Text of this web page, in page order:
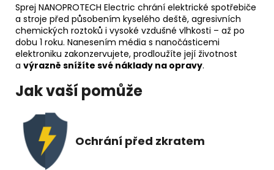
Sprej NANOPROTECH Electric chrání elektrické spotřebiče
a stroje před působením kyselého deště, agresivních
chemických roztoků i vysoké vzdušné vlhkosti – až po
dobu 1 roku. Nanesením média s nanočásticemi
elektroniku zakonzervujete, prodloužíte její životnost
a výrazně snížíte své náklady na opravy.
Jak vaší pomůže
Ochrání před zkratem